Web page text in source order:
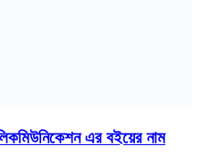
এর বইয়ের নাম